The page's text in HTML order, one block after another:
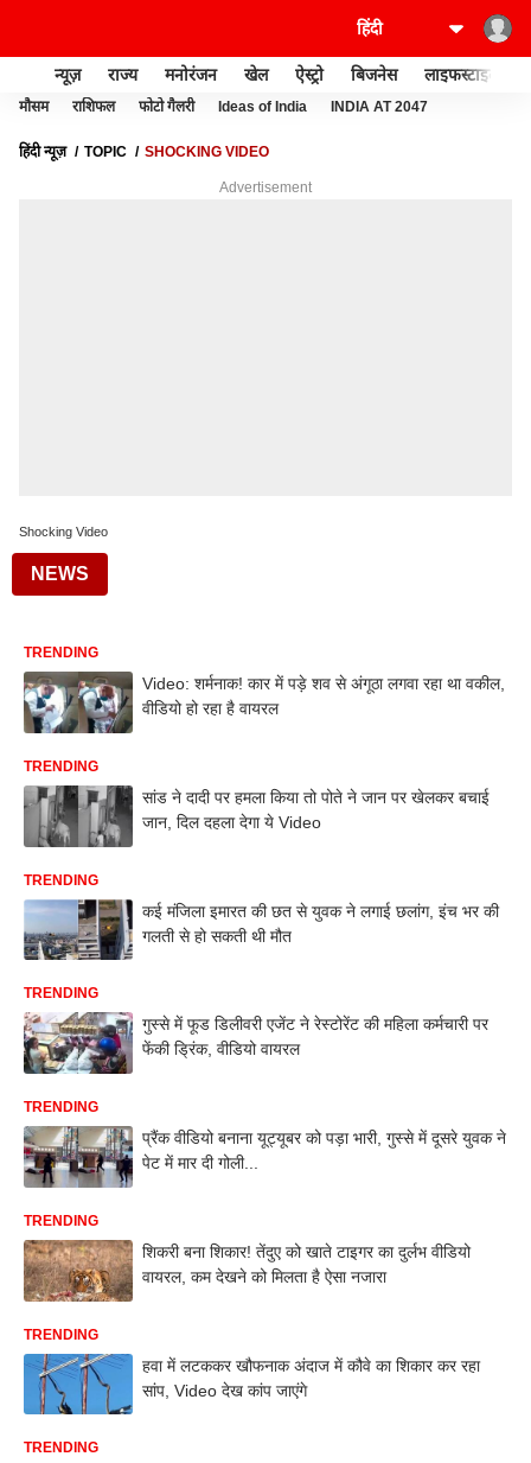
न्यूज़ राज्य मनोरंजन खेल ऐस्ट्रो बिजनेस लाइफस्टाइल
मौसम राशिफल फोटो गैलरी Ideas of India INDIA AT 2047
हिंदी न्यूज़ TOPIC SHOCKING VIDEO
Advertisement
Shocking Video
NEWS
TRENDING
Video: शर्मनाक! कार में पड़े शव से अंगूठा लगवा रहा था वकील,
वीडियो हो रहा है वायरल
TRENDING
सांड ने दादी पर हमला किया तो पोते ने जान पर खेलकर बचाई
जान, दिल दहला देगा ये Video
TRENDING
कई मंजिला इमारत की छत से युवक ने लगाई छलांग, इंच भर की
गलती से हो सकती थी मौत
TRENDING
गुस्से में फूड डिलीवरी एजेंट ने रेस्टोरेंट की महिला कर्मचारी पर
फेंकी ड्रिंक, वीडियो वायरल
TRENDING
प्रैंक वीडियो बनाना यूट्यूबर को पड़ा भारी, गुस्से में दूसरे युवक ने
पेट में मार दी गोली...
TRENDING
शिकरी बना शिकार! तेंदुए को खाते टाइगर का दुर्लभ वीडियो
वायरल, कम देखने को मिलता है ऐसा नजारा
TRENDING
हवा में लटककर खौफनाक अंदाज में कौवे का शिकार कर रहा
सांप, Video देख कांप जाएंगे
TRENDING